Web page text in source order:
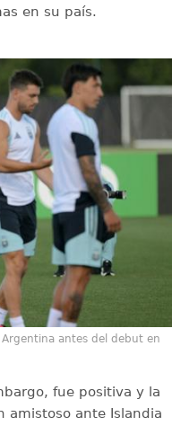
en su país.
antes del debut en
fue positiva y la
amistoso ante Islandia